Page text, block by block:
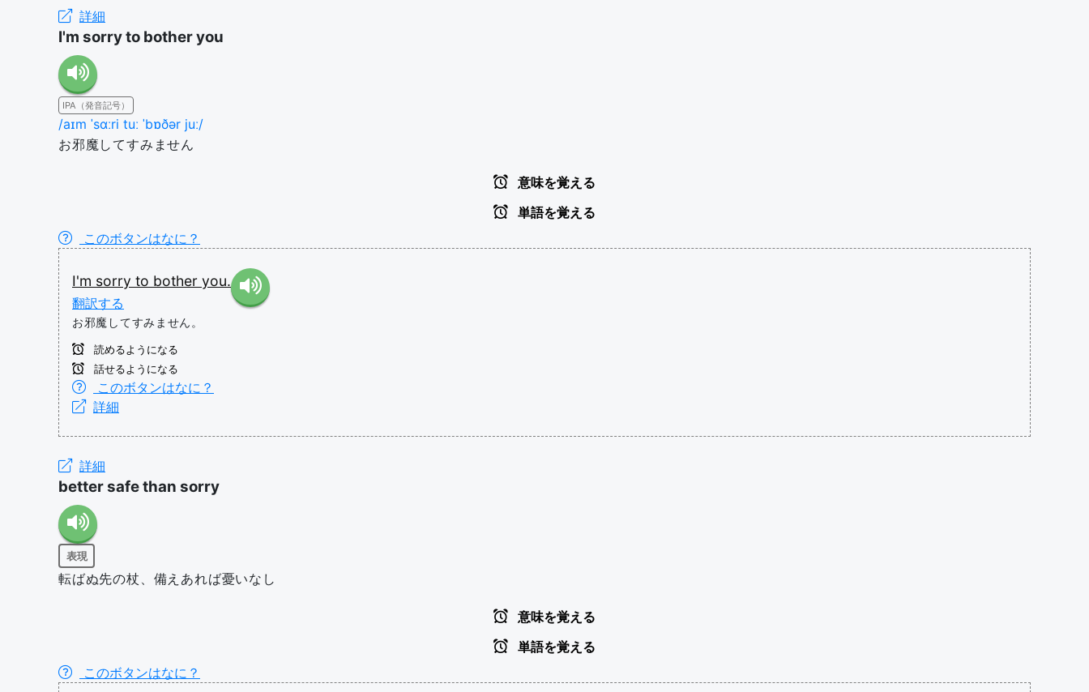
詳細
I'm sorry to bother you
IPA（発音記号）
/aɪm ˈsɑːri tuː ˈbɒðər juː/
お邪魔してすみません
意味を覚える
単語を覚える
このボタンはなに？
I'm sorry to bother you.
翻訳する
お邪魔してすみません。
読めるようになる
話せるようになる
このボタンはなに？
詳細
詳細
better safe than sorry
表現
転ばぬ先の杖、備えあれば憂いなし
意味を覚える
単語を覚える
このボタンはなに？